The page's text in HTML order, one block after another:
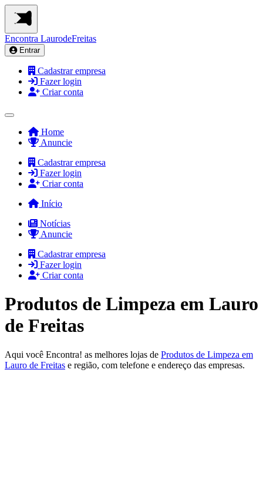
Encontra LaurodeFreitas
Entrar
Cadastrar empresa
Fazer login
Criar conta
Home
Anuncie
Cadastrar empresa
Fazer login
Criar conta
Início
Notícias
Anuncie
Cadastrar empresa
Fazer login
Criar conta
Produtos de Limpeza em Lauro
de Freitas
Aqui você Encontra! as melhores lojas de Produtos de Limpeza em
Lauro de Freitas e região, com telefone e endereço das empresas.